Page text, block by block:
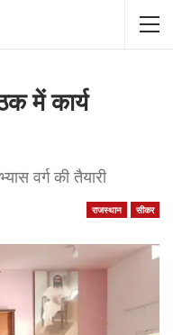
में कार्य
वर्ग की तैयारी
राजस्थान सीकर